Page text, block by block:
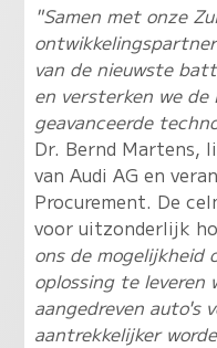
"Samen met onze
van de nieuwste
en versterken we
geavanceerde
Dr. Bernd Martens,
van Audi AG en
Procurement. De
voor uitzonderlijk
ons de mogelijkheid
oplossing te leveren
aangedreven auto's
aantrekkelijker